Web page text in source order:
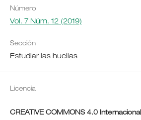
Número
Vol. 7 Núm. 12 (2019)
Sección
Estudiar las huellas
Licencia
CREATIVE COMMONS 4.0 Internacional